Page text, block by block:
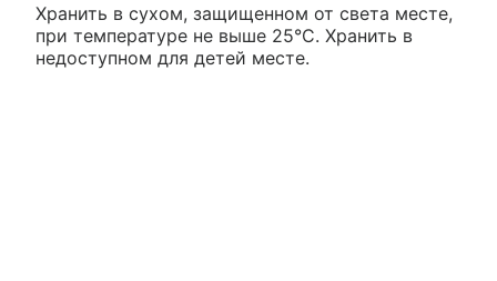
Хранить в сухом, защищенном от света месте,
при температуре не выше 25°С. Хранить в
недоступном для детей месте.